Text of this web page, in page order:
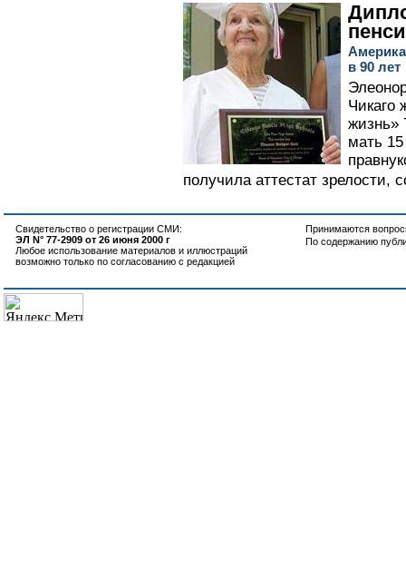
в 90 лет
Чикаго
жизнь»
мать
получила аттестат
Свидетельство о регистрации СМИ:
ЭЛ N° 77-2909 от 26 июня 2000 г
Любое использование материалов и иллюстраций
возможно только по согласованию с редакцией
Принимаются
По содержанию